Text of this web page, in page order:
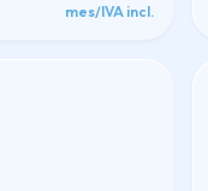
mes/IVA incl.